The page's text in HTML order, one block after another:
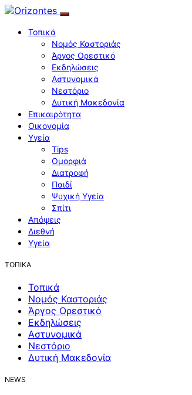
Τοπικά
Νομός Καστοριάς
Άργος Ορεστικό
Εκδηλώσεις
Αστυνομικά
Νεστόριο
Δυτική Μακεδονία
Επικαιρότητα
Οικονομία
Υγεία
Tips
Ομορφιά
Διατροφή
Παιδί
Ψυχική Υγεία
Σπίτι
Απόψεις
Διεθνή
Υγεία
ΤΟΠΙΚΑ
Τοπικά
Νομός Καστοριάς
Άργος Ορεστικό
Εκδηλώσεις
Αστυνομικά
Νεστόριο
Δυτική Μακεδονία
NEWS